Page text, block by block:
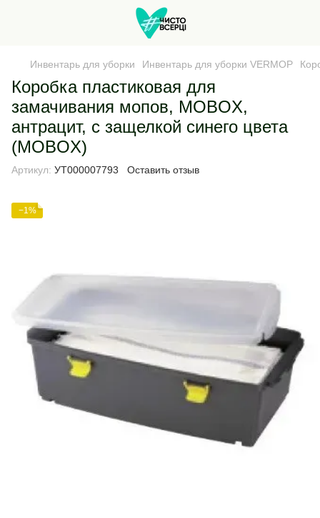
Инвентарь для уборки Инвентарь для уборки VERMOP
Коробка пластиковая для
замачивания мопов, MOBOX,
антрацит, с защелкой синего цвета
(MOBOX)
Артикул: УТ000007793 Оставить отзыв
−1%